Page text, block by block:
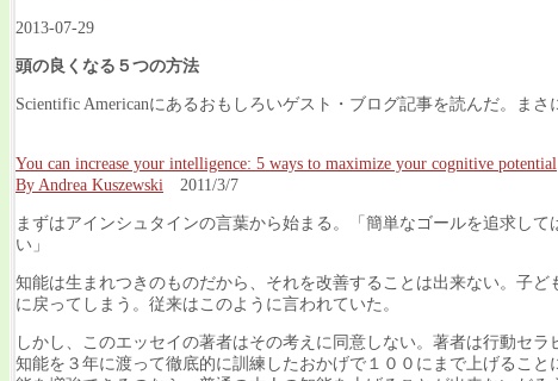
2013-07-29
頭の良くなる５つの方法
Scientific Americanにあるおもしろいゲスト・ブログ記事を読んだ。まさ
You can increase your intelligence: 5 ways to maximize your cognitive potential
By Andrea Kuszewski 2011/3/7
まずはアインシュタインの言葉から始まる。「簡単なゴールを追求し
い」
知能は生まれつきのものだから、それを改善することは出来ない。子
に戻ってしまう。従来はこのように言われていた。
しかし、このエッセイの著者はその考えに同意しない。著者は行動セ
知能を３年に渡って徹底的に訓練したおかげで１００にまで上げるこ